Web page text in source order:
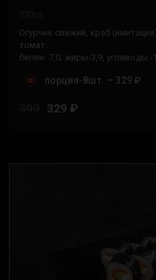
Огурчик свежий, краб
томат.
белки- 7,0; жиры-3,9, углеводы -
порция-8шт. — 329 ₽
329 ₽